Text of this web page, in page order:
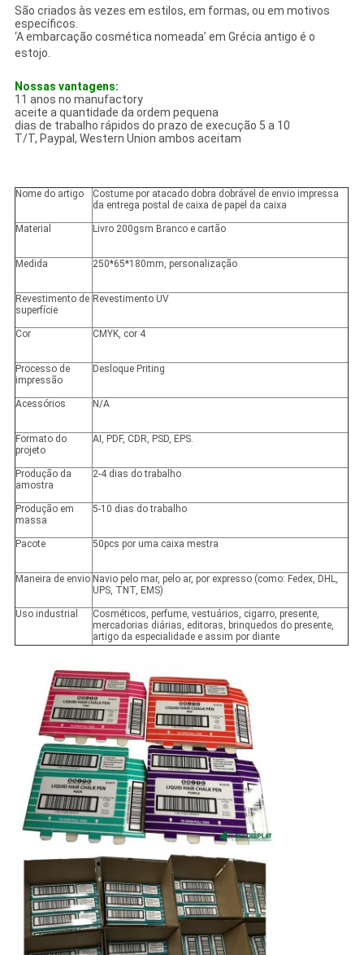
São criados às vezes em estilos, em formas, ou em motivos
específicos.
‘A embarcação cosmética nomeada’ em Grécia antigo é o
estojo.
Nossas vantagens:
11 anos no manufactory
aceite a quantidade da ordem pequena
dias de trabalho rápidos do prazo de execução 5 a 10
T/T, Paypal, Western Union ambos aceitam
Nome do artigo
Costume por atacado dobra dobrável de envio impressa
da entrega postal de caixa de papel da caixa
Material Livro 200gsm Branco e cartão
Medida 250*65*180mm, personalização
Revestimento de
superfície
Revestimento UV
Cor CMYK, cor 4
Processo de
impressão
Desloque Priting
Acessórios N/A
Formato do
projeto
AI, PDF, CDR, PSD, EPS.
Produção da
amostra
2-4 dias do trabalho
Produção em
massa
5-10 dias do trabalho
Pacote 50pcs por uma caixa mestra
Maneira de envio Navio pelo mar, pelo ar, por expresso (como: Fedex, DHL,
UPS, TNT, EMS)
Uso industrial
Cosméticos, perfume, vestuários, cigarro, presente,
mercadorias diárias, editoras, brinquedos do presente,
artigo da especialidade e assim por diante